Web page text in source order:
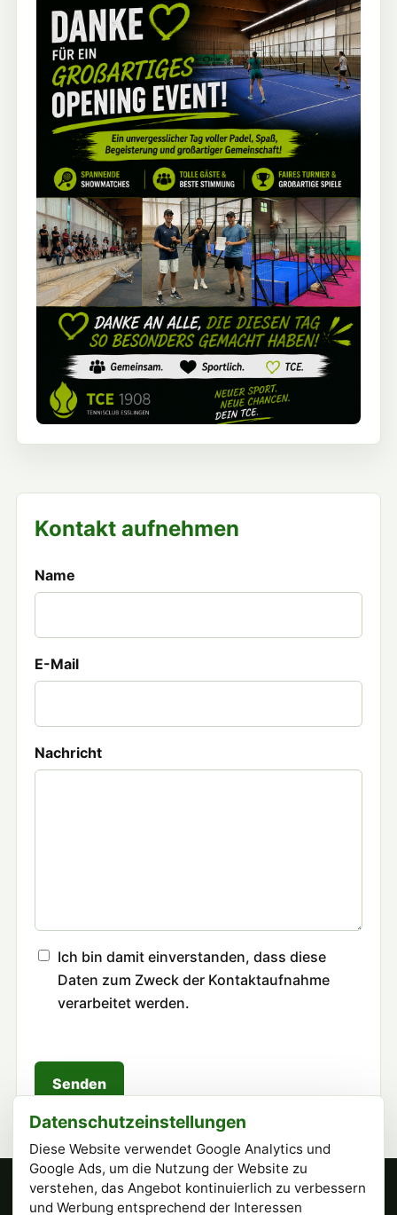
Kontakt aufnehmen
Name
E-Mail
Nachricht
Ich bin damit einverstanden, dass diese
Daten zum Zweck der Kontaktaufnahme
verarbeitet werden.
Senden
Datenschutzeinstellungen
Diese Website verwendet Google Analytics und
Google Ads, um die Nutzung der Website zu
verstehen, das Angebot kontinuierlich zu verbessern
und Werbung entsprechend der Interessen
Tennisclub Esslingen e.V.